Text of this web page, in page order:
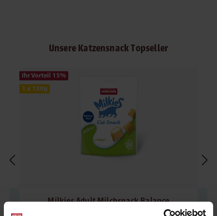
Unsere Katzensnack Topseller
Ihr Vorteil 15%
1 x 120g
Milkies Adult Milchsnack Balance